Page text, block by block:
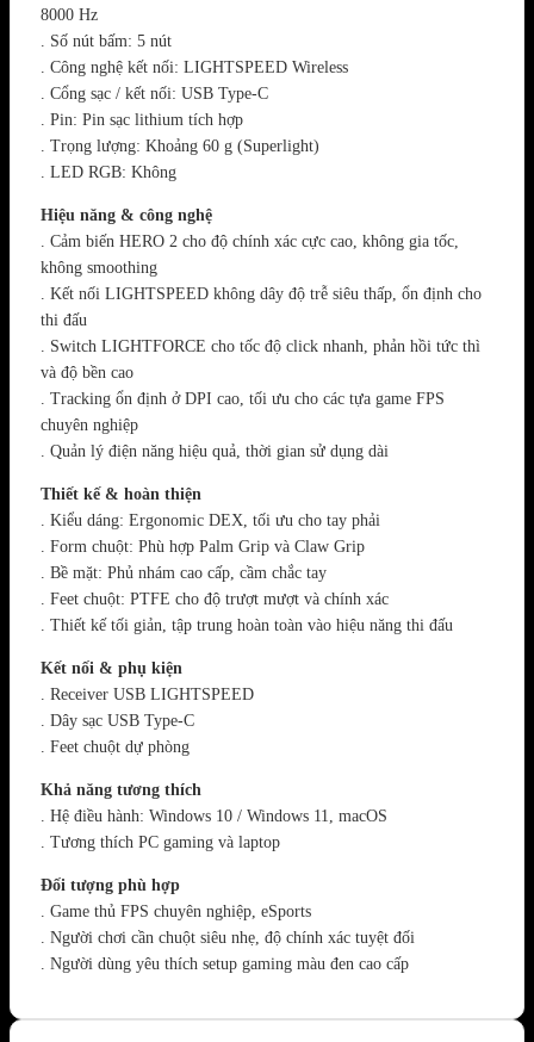
8000 Hz
. Số nút bấm: 5 nút
. Công nghệ kết nối: LIGHTSPEED Wireless
. Cổng sạc / kết nối: USB Type-C
. Pin: Pin sạc lithium tích hợp
. Trọng lượng: Khoảng 60 g (Superlight)
. LED RGB: Không
Hiệu năng & công nghệ
. Cảm biến HERO 2 cho độ chính xác cực cao, không gia tốc,
không smoothing
. Kết nối LIGHTSPEED không dây độ trễ siêu thấp, ổn định cho
thi đấu
. Switch LIGHTFORCE cho tốc độ click nhanh, phản hồi tức thì
và độ bền cao
. Tracking ổn định ở DPI cao, tối ưu cho các tựa game FPS
chuyên nghiệp
. Quản lý điện năng hiệu quả, thời gian sử dụng dài
Thiết kế & hoàn thiện
. Kiểu dáng: Ergonomic DEX, tối ưu cho tay phải
. Form chuột: Phù hợp Palm Grip và Claw Grip
. Bề mặt: Phủ nhám cao cấp, cầm chắc tay
. Feet chuột: PTFE cho độ trượt mượt và chính xác
. Thiết kế tối giản, tập trung hoàn toàn vào hiệu năng thi đấu
Kết nối & phụ kiện
. Receiver USB LIGHTSPEED
. Dây sạc USB Type-C
. Feet chuột dự phòng
Khả năng tương thích
. Hệ điều hành: Windows 10 / Windows 11, macOS
. Tương thích PC gaming và laptop
Đối tượng phù hợp
. Game thủ FPS chuyên nghiệp, eSports
. Người chơi cần chuột siêu nhẹ, độ chính xác tuyệt đối
. Người dùng yêu thích setup gaming màu đen cao cấp